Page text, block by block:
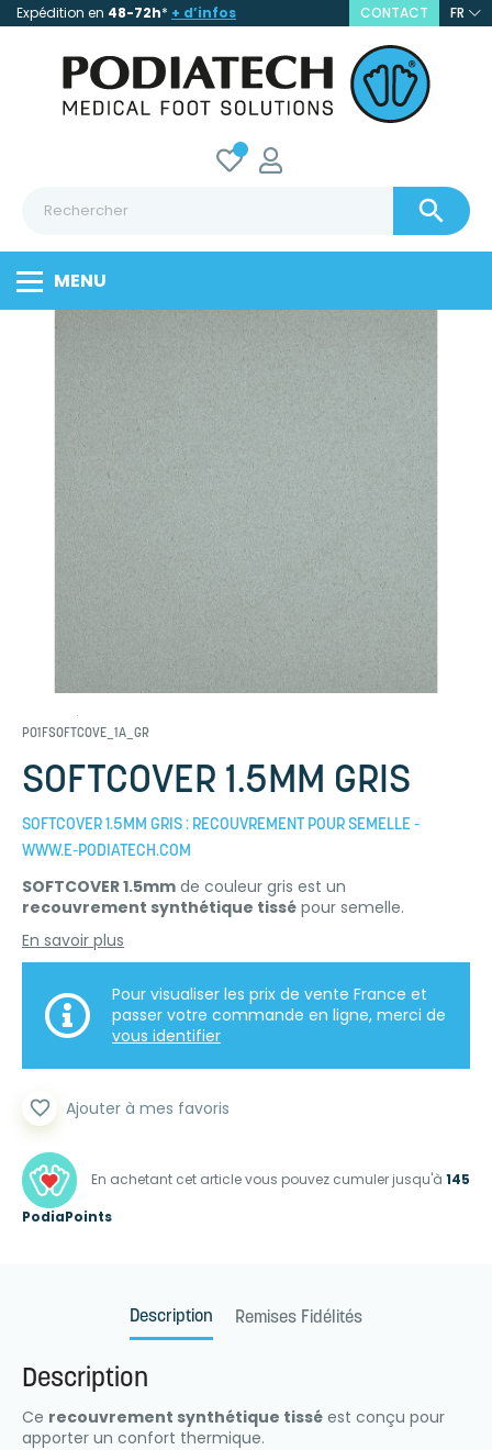
Expédition en 48-72h* + d’infos CONTACT FR

MENU
P01FSOFTCOVE_1A_GR
SOFTCOVER 1.5MM GRIS
SOFTCOVER 1.5MM GRIS : RECOUVREMENT POUR SEMELLE -
WWW.E-PODIATECH.COM
SOFTCOVER 1.5mm de couleur gris est un
recouvrement synthétique tissé pour semelle.
En savoir plus
Pour visualiser les prix de vente France et
passer votre commande en ligne, merci de
vous identifier
En achetant cet article vous pouvez cumuler jusqu'à 145
PodiaPoints
favorite_border Ajouter à mes favoris
Description Remises Fidélités
Description
Ce recouvrement synthétique tissé est conçu pour
apporter un confort thermique.